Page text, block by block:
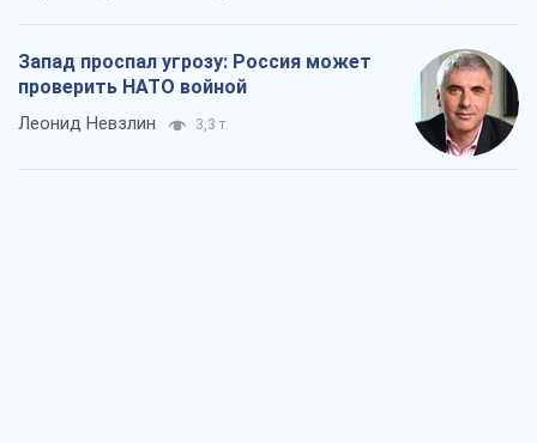
Запад проспал угрозу: Россия может
проверить НАТО войной
Леонид Невзлин 3,3 т.